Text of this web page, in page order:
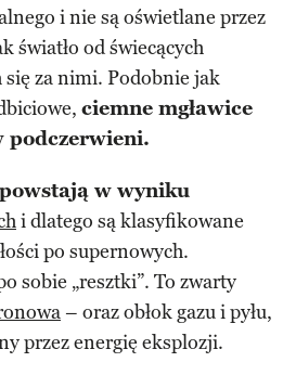
i nie są oświetlane przez
światło od świecących
za nimi. Podobnie jak
ciemne mgławice
podczerwieni.
w wyniku
i dlatego są klasyfikowane
po supernowych.
sobie „resztki”. To zwarty
– oraz obłok gazu i pyłu,
przez energię eksplozji.